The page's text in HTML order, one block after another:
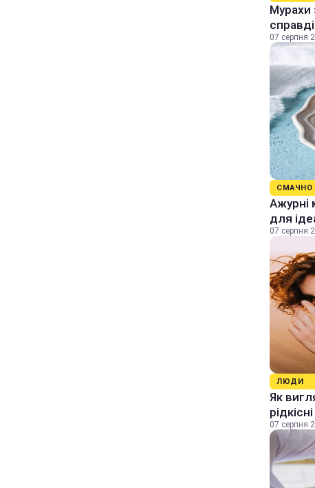
Мурахи
07 серпня
СМАЧНО
Ажурні
для
07 серпня
ЛЮДИ
Як
07 серпня